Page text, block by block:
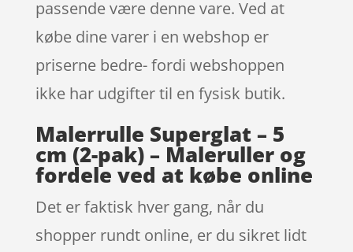
passende være denne vare. Ved at
købe dine varer i en webshop er
priserne bedre- fordi webshoppen
ikke har udgifter til en fysisk butik.
Malerrulle Superglat – 5
cm (2-pak) – Maleruller og
fordele ved at købe online
Det er faktisk hver gang, når du
shopper rundt online, er du sikret lidt